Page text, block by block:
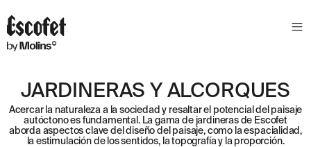
JARDINERAS Y ALCORQUES
Acercar la naturaleza a la sociedad y resaltar el potencial del paisaje
autóctono es fundamental. La gama de jardineras de Escofet
aborda aspectos clave del diseño del paisaje, como la espacialidad,
la estimulación de los sentidos, la topografía y la proporción.